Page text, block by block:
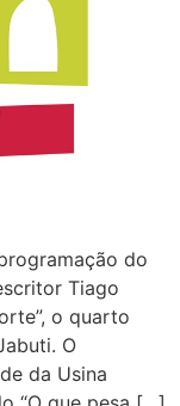
do
Tiago
o quarto
O
da Usina